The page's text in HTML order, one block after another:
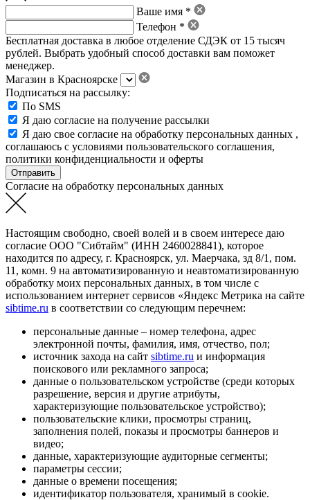
Ваше имя *
Телефон *
Бесплатная доставка в любое отделение СДЭК от 15 тысяч
рублей. Выбрать удобный способ доставки вам поможет
менеджер.
Магазин в Красноярске
Подписаться на рассылку:
По SMS
Я даю согласие на получение рассылки
Я даю свое согласие на обработку персональных данных ,
соглашаюсь с условиями пользовательского соглашения,
политики конфиденциальности и оферты
Согласие на обработку персональных данных
Настоящим свободно, своей волей и в своем интересе даю
согласие ООО "Сибтайм" (ИНН 2460028841), которое
находится по адресу, г. Красноярск, ул. Маерчака, зд 8/1, пом.
11, комн. 9 на автоматизированную и неавтоматизированную
обработку моих персональных данных, в том числе с
использованием интернет сервисов «Яндекс Метрика на сайте
sibtime.ru в соответствии со следующим перечнем:
персональные данные – номер телефона, адрес
электронной почты, фамилия, имя, отчество, пол;
источник захода на сайт sibtime.ru и информация
поискового или рекламного запроса;
данные о пользовательском устройстве (среди которых
разрешение, версия и другие атрибуты,
характеризующие пользовательское устройство);
пользовательские клики, просмотры страниц,
заполнения полей, показы и просмотры баннеров и
видео;
данные, характеризующие аудиторные сегменты;
параметры сессии;
данные о времени посещения;
идентификатор пользователя, хранимый в cookie.